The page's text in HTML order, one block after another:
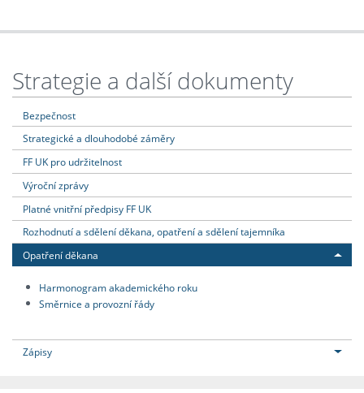
Strategie a další dokumenty
Bezpečnost
Strategické a dlouhodobé záměry
FF UK pro udržitelnost
Výroční zprávy
Platné vnitřní předpisy FF UK
Rozhodnutí a sdělení děkana, opatření a sdělení tajemníka
Opatření děkana
Harmonogram akademického roku
Směrnice a provozní řády
Zápisy